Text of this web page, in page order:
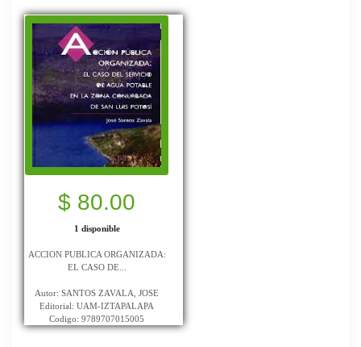
$ 80.00
1 disponible
ACCION PUBLICA ORGANIZADA:
EL CASO DE...
Autor: SANTOS ZAVALA, JOSE
Editorial: UAM-IZTAPALAPA
Codigo: 9789707015005